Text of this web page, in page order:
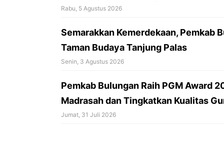
Rabu, 5 Agustus 2026
Semarakkan Kemerdekaan, Pemkab
Taman Budaya Tanjung Palas
Senin, 3 Agustus 2026
Pemkab Bulungan Raih PGM Award
Madrasah dan Tingkatkan Kualitas
Jumat, 31 Juli 2026